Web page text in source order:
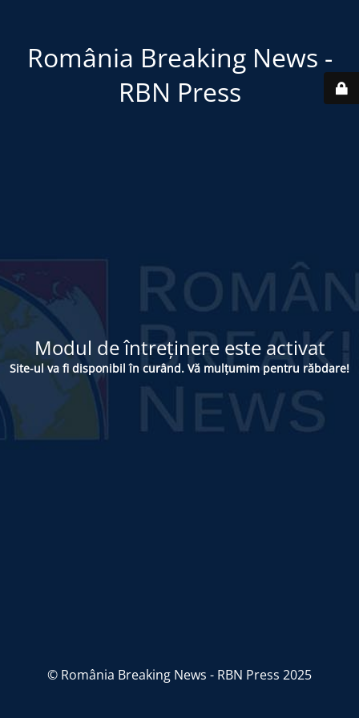
România Breaking News -
RBN Press
Modul de întreținere este activat
Site-ul va fi disponibil în curând. Vă mulțumim pentru răbdare!
© România Breaking News - RBN Press 2025